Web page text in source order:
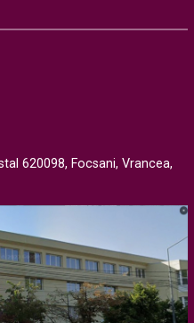
620098, Focsani, Vrancea,